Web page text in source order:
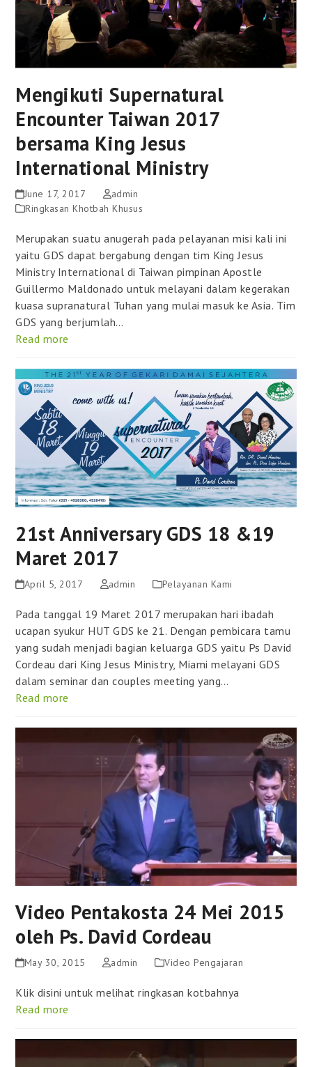
Mengikuti Supernatural
Encounter Taiwan 2017
bersama King Jesus
International Ministry
June 17, 2017
admin
Ringkasan Khotbah Khusus
Merupakan suatu anugerah pada pelayanan misi kali ini
yaitu GDS dapat bergabung dengan tim King Jesus
Ministry International di Taiwan pimpinan Apostle
Guillermo Maldonado untuk melayani dalam kegerakan
kuasa supranatural Tuhan yang mulai masuk ke Asia. Tim
GDS yang berjumlah…
Read more
21st Anniversary GDS 18 &19
Maret 2017
April 5, 2017 admin Pelayanan Kami
Pada tanggal 19 Maret 2017 merupakan hari ibadah
ucapan syukur HUT GDS ke 21. Dengan pembicara tamu
yang sudah menjadi bagian keluarga GDS yaitu Ps David
Cordeau dari King Jesus Ministry, Miami melayani GDS
dalam seminar dan couples meeting yang…
Read more
Video Pentakosta 24 Mei 2015
oleh Ps. David Cordeau
May 30, 2015 admin Video Pengajaran
Klik disini untuk melihat ringkasan kotbahnya
Read more